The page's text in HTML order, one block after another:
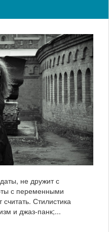
не дружит с
с переменными
Стилистика
и джаз-панк;...